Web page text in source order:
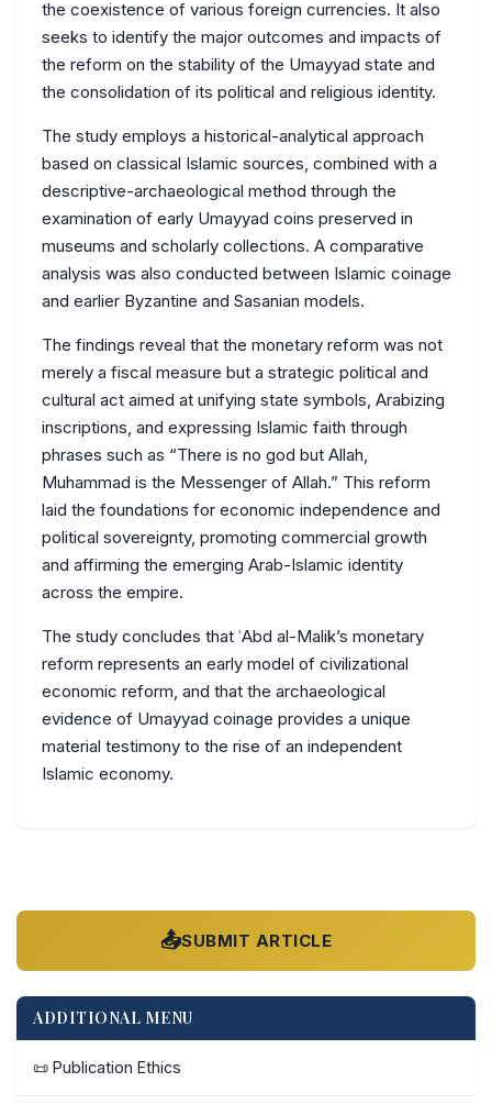
the coexistence of various foreign currencies. It also
seeks to identify the major outcomes and impacts of
the reform on the stability of the Umayyad state and
the consolidation of its political and religious identity.
The study employs a historical-analytical approach
based on classical Islamic sources, combined with a
descriptive-archaeological method through the
examination of early Umayyad coins preserved in
museums and scholarly collections. A comparative
analysis was also conducted between Islamic coinage
and earlier Byzantine and Sasanian models.
The findings reveal that the monetary reform was not
merely a fiscal measure but a strategic political and
cultural act aimed at unifying state symbols, Arabizing
inscriptions, and expressing Islamic faith through
phrases such as “There is no god but Allah,
Muhammad is the Messenger of Allah.” This reform
laid the foundations for economic independence and
political sovereignty, promoting commercial growth
and affirming the emerging Arab-Islamic identity
across the empire.
The study concludes that ʿAbd al-Malik’s monetary
reform represents an early model of civilizational
economic reform, and that the archaeological
evidence of Umayyad coinage provides a unique
material testimony to the rise of an independent
Islamic economy.
📤SUBMIT ARTICLE
ADDITIONAL MENU
📜 Publication Ethics